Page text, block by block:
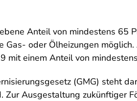
Anteil von mindestens 65
oder Ölheizungen
mit einem Anteil von
(GMG) steht
Ausgestaltung zukünftiger